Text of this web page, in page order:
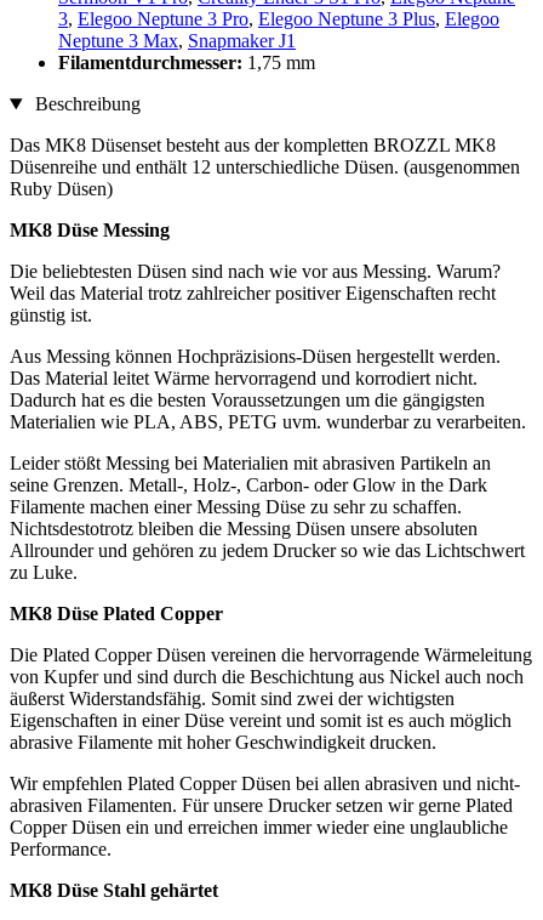
3, Elegoo Neptune 3 Pro, Elegoo Neptune 3 Plus, Elegoo
Neptune 3 Max, Snapmaker J1
Filamentdurchmesser: 1,75 mm
Beschreibung
Das MK8 Düsenset besteht aus der kompletten BROZZL MK8
Düsenreihe und enthält 12 unterschiedliche Düsen. (ausgenommen
Ruby Düsen)
MK8 Düse Messing
Die beliebtesten Düsen sind nach wie vor aus Messing. Warum?
Weil das Material trotz zahlreicher positiver Eigenschaften recht
günstig ist.
Aus Messing können Hochpräzisions-Düsen hergestellt werden.
Das Material leitet Wärme hervorragend und korrodiert nicht.
Dadurch hat es die besten Voraussetzungen um die gängigsten
Materialien wie PLA, ABS, PETG uvm. wunderbar zu verarbeiten.
Leider stößt Messing bei Materialien mit abrasiven Partikeln an
seine Grenzen. Metall-, Holz-, Carbon- oder Glow in the Dark
Filamente machen einer Messing Düse zu sehr zu schaffen.
Nichtsdestotrotz bleiben die Messing Düsen unsere absoluten
Allrounder und gehören zu jedem Drucker so wie das Lichtschwert
zu Luke.
MK8 Düse Plated Copper
Die Plated Copper Düsen vereinen die hervorragende Wärmeleitung
von Kupfer und sind durch die Beschichtung aus Nickel auch noch
äußerst Widerstandsfähig. Somit sind zwei der wichtigsten
Eigenschaften in einer Düse vereint und somit ist es auch möglich
abrasive Filamente mit hoher Geschwindigkeit drucken.
Wir empfehlen Plated Copper Düsen bei allen abrasiven und nicht-
abrasiven Filamenten. Für unsere Drucker setzen wir gerne Plated
Copper Düsen ein und erreichen immer wieder eine unglaubliche
Performance.
MK8 Düse Stahl gehärtet